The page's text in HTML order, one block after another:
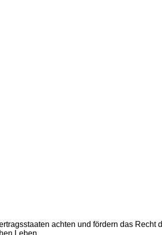
achten und fördern das Recht